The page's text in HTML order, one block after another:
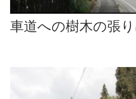
車道への樹木の張